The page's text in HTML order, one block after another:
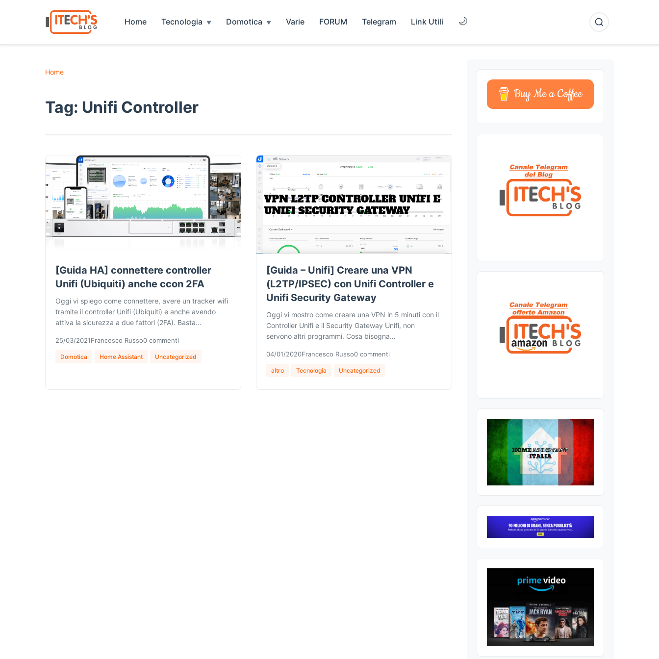
Home Tecnologia Domotica Varie FORUM Telegram Link Utili 🌙
Home
Tag: Unifi Controller
[Guida HA] connettere controller
Unifi (Ubiquiti) anche ccon 2FA
Oggi vi spiego come connettere, avere un tracker wifi
tramite il controller Unifi (Ubiquiti) e anche avendo
attiva la sicurezza a due fattori (2FA). Basta…
25/03/2021Francesco Russo0 commenti
Domotica Home Assistant Uncategorized
[Guida – Unifi] Creare una VPN
(L2TP/IPSEC) con Unifi Controller e
Unifi Security Gateway
Oggi vi mostro come creare una VPN in 5 minuti con il
Controller Unifi e il Security Gateway Unifi, non
servono altri programmi. Cosa bisogna…
04/01/2020Francesco Russo0 commenti
altro Tecnologia Uncategorized
Buy Me a Coffee